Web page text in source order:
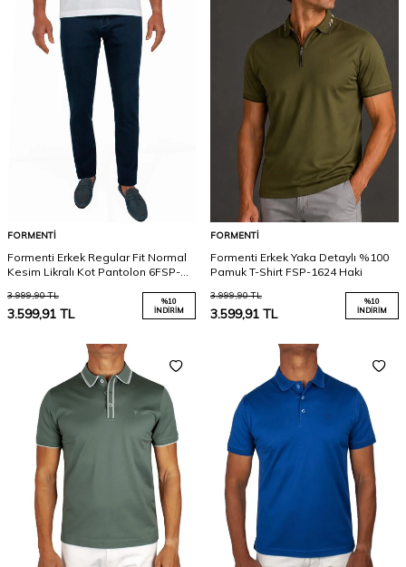
FORMENTI
Formenti Erkek Regular Fit Normal
Kesim Likralı Kot Pantolon 6FSP-
3.999,90TL
3.599,91 TL
%10
İNDIRIM
FORMENTI
Formenti Erkek Yaka Detaylı %100
Pamuk T-Shirt FSP-1624 Haki
3.999,90TL
3.599,91 TL
%10
İNDIRIM